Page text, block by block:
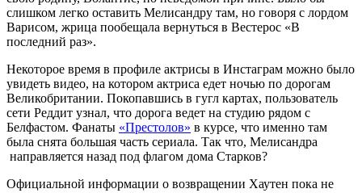
слишком легко оставить Мелисандру там, но говоря с лордом
Варисом, жрица пообещала вернуться в Вестерос «В
последний раз».
Некоторое время в профиле актрисы в Инстаграм можно было
увидеть видео, на котором актриса едет ночью по дорогам
Великобритании. Покопавшись в гугл картах, пользователь
сети Реддит узнал, что дорога ведет на студию рядом с
Белфастом. Фанаты «Престолов» в курсе, что именно там
была снята большая часть сериала. Так что, Мелисандра
направляется назад под флагом дома Старков?
Официальной информации о возвращении Хаутен пока не